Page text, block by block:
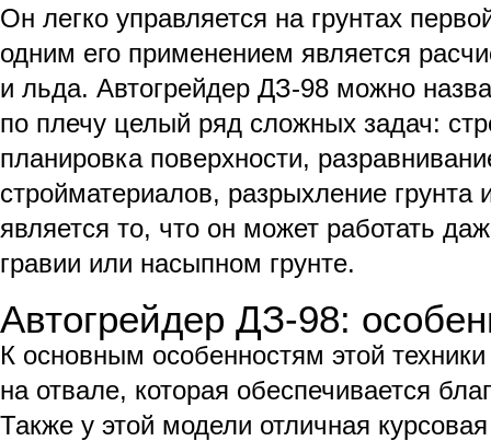
Он легко управляется на грунтах
одним его применением является
и льда. Автогрейдер ДЗ-98 можно
по плечу целый ряд сложных задач:
планировка поверхности,
стройматериалов, разрыхление
является то, что он может работать
гравии или насыпном грунте.
Автогрейдер ДЗ-98:
К основным особенностям этой
на отвале, которая обеспечивается
Также у этой модели отличная